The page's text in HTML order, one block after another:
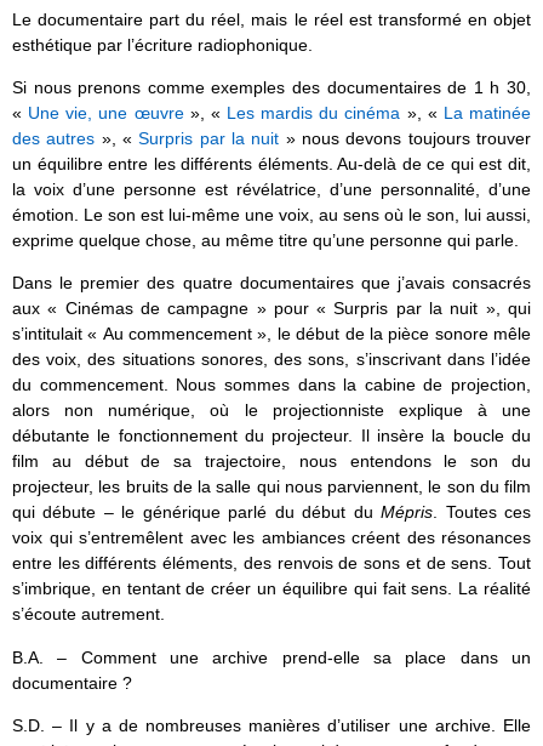
Le documentaire part du réel, mais le réel est transformé en objet
esthétique par l’écriture radiophonique.
Si nous prenons comme exemples des documentaires de 1 h 30,
« Une vie, une œuvre», « Les mardis du cinéma », « La matinée
des autres », «Surpris par la nuit » nous devons toujours trouver
un équilibre entre les différents éléments. Au-delà de ce qui est dit,
la voix d’une personne est révélatrice, d’une personnalité, d’une
émotion. Le son est lui-même une voix, au sens où le son, lui aussi,
exprime quelque chose, au même titre qu’une personne qui parle.
Dans le premier des quatre documentaires que j’avais consacrés
aux « Cinémas de campagne » pour « Surpris par la nuit », qui
s’intitulait « Au commencement », le début de la pièce sonore mêle
des voix, des situations sonores, des sons, s’inscrivant dans l’idée
du commencement. Nous sommes dans la cabine de projection,
alors non numérique, où le projectionniste explique à une
débutante le fonctionnement du projecteur. Il insère la boucle du
film au début de sa trajectoire, nous entendons le son du
projecteur, les bruits de la salle qui nous parviennent, le son du film
qui débute – le générique parlé du début duMépris. Toutes ces
voix qui s’entremêlent avec les ambiances créent des résonances
entre les différents éléments, des renvois de sons et de sens. Tout
s’imbrique, en tentant de créer un équilibre qui fait sens. La réalité
s’écoute autrement.
B.A. – Comment une archive prend-elle sa place dans un
documentaire ?
S.D. – Il y a de nombreuses manières d’utiliser une archive. Elle